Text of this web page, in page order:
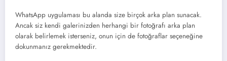
WhatsApp uygulaması bu alanda size birçok arka plan sunacak.
Ancak siz kendi galerinizden herhangi bir fotoğrafı arka plan
olarak belirlemek isterseniz, onun için de fotoğraflar seçeneğine
dokunmanız gerekmektedir.